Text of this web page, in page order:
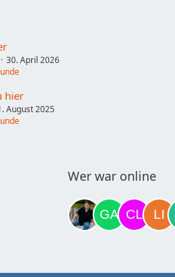
30. April 2026
hier
August 2025
Wer war online